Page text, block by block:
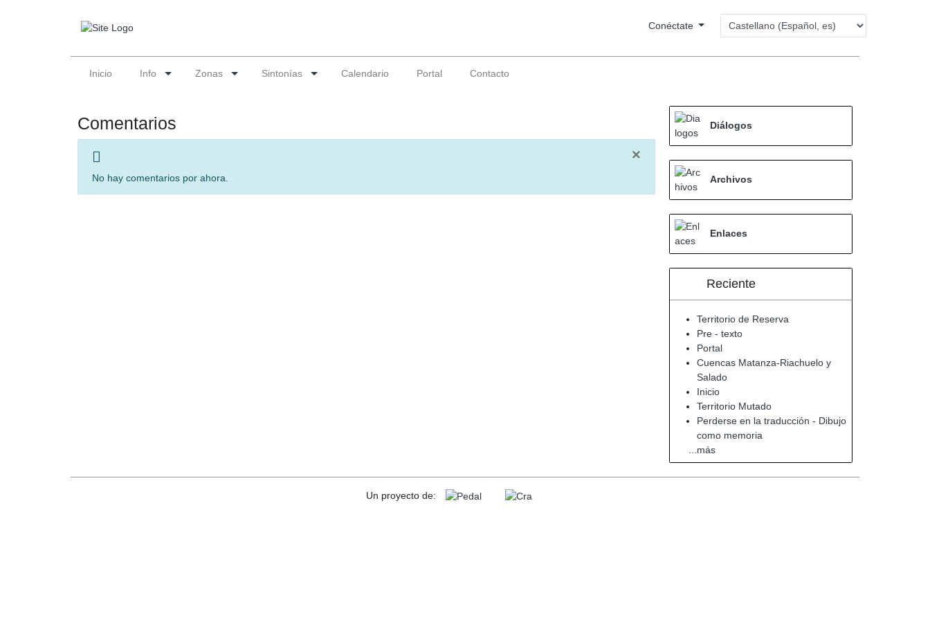
Conéctate
Inicio Info Zonas Sintonías Calendario Portal Contacto
Comentarios
×
No hay comentarios por ahora.
Diálogos
Archivos
Enlaces
Reciente
Territorio de Reserva
Pre - texto
Portal
Cuencas Matanza-Riachuelo y
Salado
Inicio
Territorio Mutado
Perderse en la traducción - Dibujo
como memoria
...más
Un proyecto de: